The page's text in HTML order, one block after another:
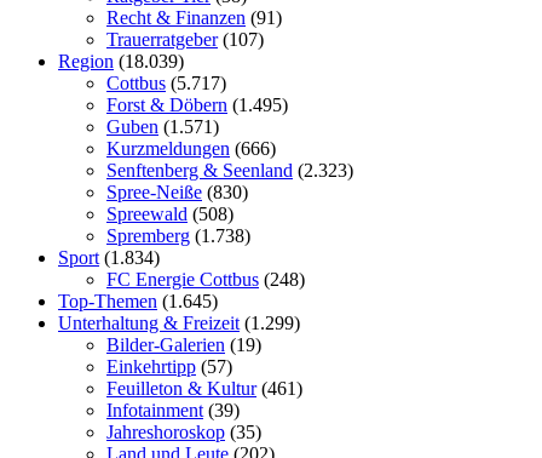
Recht & Finanzen (91)
Trauerratgeber(107)
Region (18.039)
Cottbus (5.717)
Forst & Döbern (1.495)
Guben (1.571)
Kurzmeldungen (666)
Senftenberg & Seenland (2.323)
Spree-Neiße (830)
Spreewald (508)
Spremberg (1.738)
Sport (1.834)
FC Energie Cottbus (248)
Top-Themen (1.645)
Unterhaltung & Freizeit (1.299)
Bilder-Galerien (19)
Einkehrtipp (57)
Feuilleton & Kultur(461)
Infotainment (39)
Jahreshoroskop (35)
Land und Leute (202)